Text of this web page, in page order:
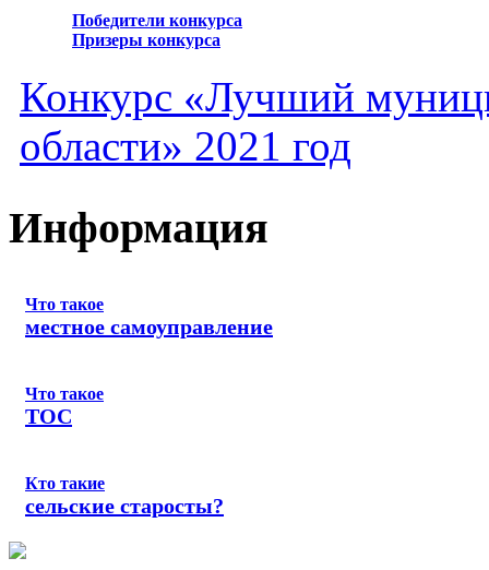
Победители конкурса
Призеры конкурса
Конкурс «Лучший
области» 2021 год
Информация
Что такое
местное самоуправление
Что такое
ТОС
Кто такие
сельские старосты?